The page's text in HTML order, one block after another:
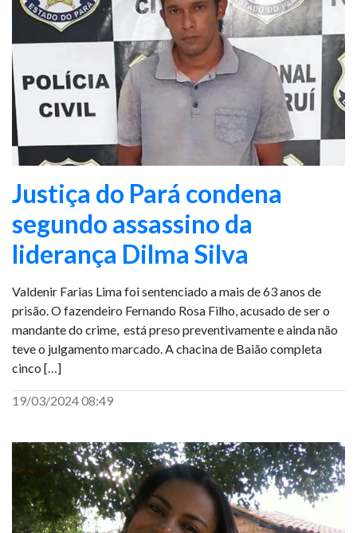
Justiça do Pará condena
segundo assassino da
liderança Dilma Silva
Valdenir Farias Lima foi sentenciado a mais de 63 anos de
prisão. O fazendeiro Fernando Rosa Filho, acusado de ser o
mandante do crime, está preso preventivamente e ainda não
teve o julgamento marcado. A chacina de Baião completa
cinco […]
19/03/2024 08:49